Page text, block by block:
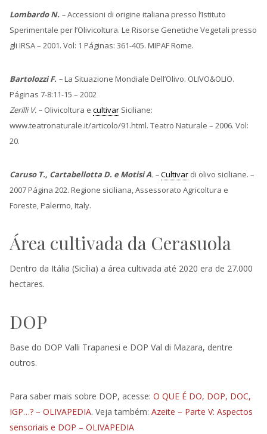
Lombardo N. –Accessioni di origine italiana presso l’Istituto
Sperimentale per l’Olivicoltura. Le Risorse Genetiche Vegetali presso
gli IRSA – 2001. Vol: 1 Páginas: 361-405. MIPAF Rome.
Bartolozzi F. –La Situazione Mondiale Dell’Olivo. OLIVO&OLIO.
Páginas 7-8:11-15 – 2002
Zerilli V. – Olivicoltura e cultivar Siciliane:
www.teatronaturale.it/articolo/91.html. Teatro Naturale – 2006. Vol:
20.
Caruso T., Cartabellotta D. e Motisi A. –Cultivar di olivo siciliane. –
2007 Página 202. Regione siciliana, Assessorato Agricoltura e
Foreste, Palermo, Italy.
Área cultivada da Cerasuola
Dentro da Itália (Sicília) a área cultivada até 2020 era de 27.000
hectares.
DOP
Base do DOP Valli Trapanesi e DOP Val di Mazara, dentre
outros.
Para saber mais sobre DOP, acesse: O QUE É DO, DOP, DOC,
IGP…? – OLIVAPEDIA. Veja também: Azeite – Parte V: Aspectos
sensoriais e DOP – OLIVAPEDIA